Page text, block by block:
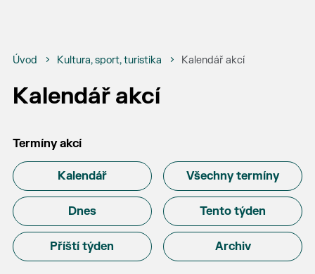
Úvod Kultura, sport, turistika Kalendář akcí
Kalendář akcí
Termíny akcí
Kalendář Všechny termíny
Dnes Tento týden
Příští týden Archiv